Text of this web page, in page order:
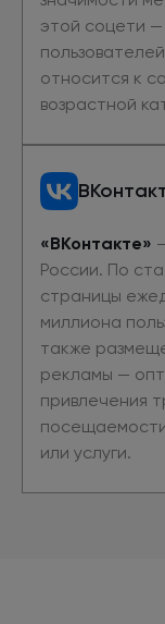
этой соцети
относится к
возрастной
«ВКонтакте»
России. По
страницы
миллиона
также
рекламы —
привлечения
или услуги.